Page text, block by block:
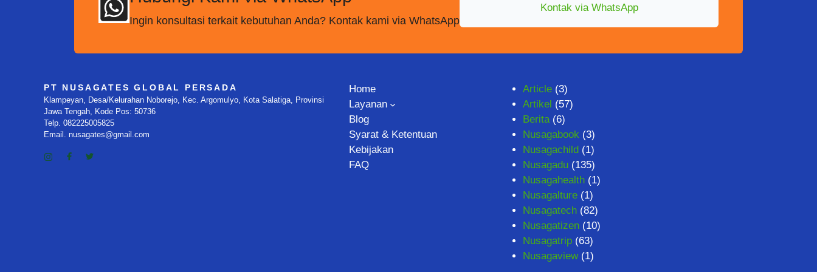
Ingin konsultasi terkait kebutuhan Anda? Kontak kami via WhatsApp
Kontak via WhatsApp
PT NUSAGATES GLOBAL PERSADA
Klampeyan, Desa/Kelurahan Noborejo, Kec. Argomulyo, Kota Salatiga, Provinsi
Jawa Tengah, Kode Pos: 50736
Telp. 082225005825
Email. nusagates@gmail.com
Home
Layanan
Blog
Syarat & Ketentuan
Kebijakan
FAQ
Article (3)
Artikel (57)
Berita(6)
Nusagabook (3)
Nusagachild (1)
Nusagadu (135)
Nusagahealth (1)
Nusagalture (1)
Nusagatech (82)
Nusagatizen (10)
Nusagatrip (63)
Nusagaview(1)